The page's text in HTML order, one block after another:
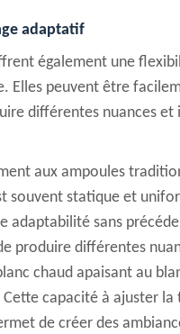
adaptatif
également une
Elles peuvent être
différentes nuances et
aux ampoules
souvent statique et
adaptabilité sans
produire différentes
chaud apaisant au
capacité à ajuster la
de créer des